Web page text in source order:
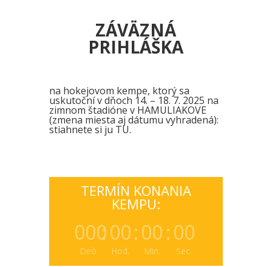
ZÁVÄZNÁ
PRIHLÁŠKA
na hokejovom kempe, ktorý sa
uskutoční v dňoch 14. – 18. 7. 2025 na
zimnom štadióne v HAMULIAKOVE
(zmena miesta aj dátumu vyhradená):
stiahnete si ju TU.
TERMÍN KONANIA
KEMPU:
000
Deò
:00
Hod.
:00
Min.
:00
Sec.